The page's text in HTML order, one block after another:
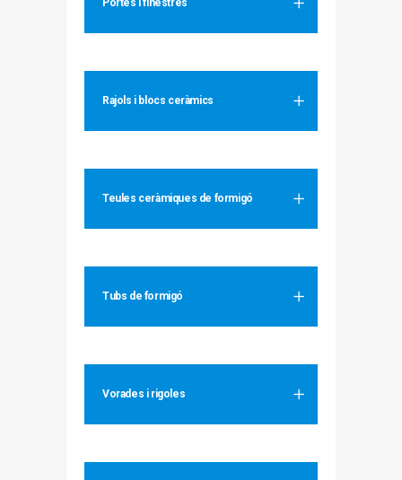
Portes i finestres
Rajols i blocs ceràmics
Teules ceràmiques de formigó
Tubs de formigó
Vorades i rigoles